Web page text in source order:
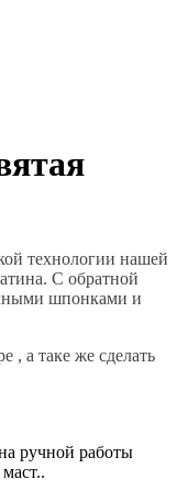
технологии нашей
С обратной
шпонками и
, а таке же сделать
ручной работы